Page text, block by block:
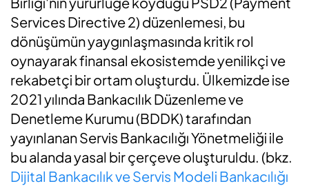
Services Directive 2) düzenlemesi, bu
dönüşümün yaygınlaşmasında kritik rol
oynayarak finansal ekosistemde yenilikçi ve
rekabetçi bir ortam oluşturdu. Ülkemizde ise
2021 yılında Bankacılık Düzenleme ve
Denetleme Kurumu (BDDK) tarafından
yayınlanan Servis Bankacılığı Yönetmeliği ile
bu alanda yasal bir çerçeve oluşturuldu. (bkz.
Dijital Bankacılık ve Servis Modeli Bankacılığı